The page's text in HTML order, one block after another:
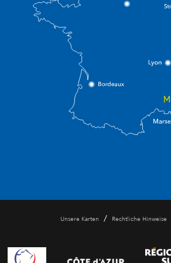
Unsere Karten / Rechtliche Hinweise